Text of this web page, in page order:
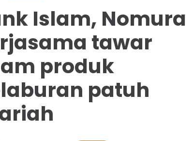
Islam, Nomura
tawar
produk
patuh